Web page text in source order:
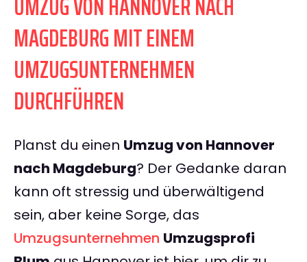
MAGDEBURG MIT EINEM
UMZUGSUNTERNEHMEN
DURCHFÜHREN
Planst du einen Umzug von Hannover
nach Magdeburg? Der Gedanke daran
kann oft stressig und überwältigend
sein, aber keine Sorge, das
Umzugsunternehmen Umzugsprofi